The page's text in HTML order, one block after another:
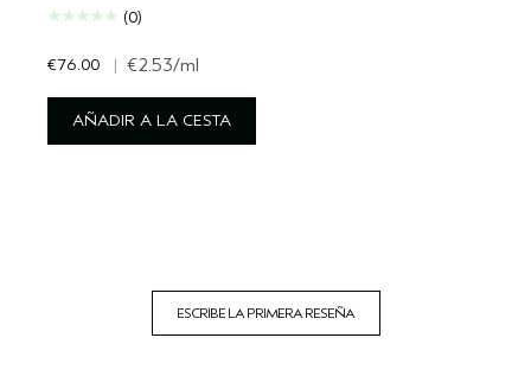
(0)
€76.00 | €2.53/ml
AÑADIR A LA CESTA
ESCRIBE LA PRIMERA RESEÑA